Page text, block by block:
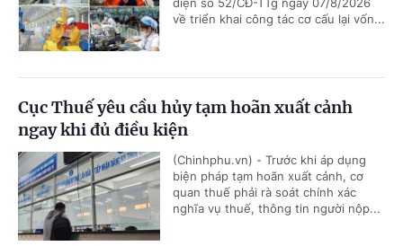
điện số 52/CĐ-TTg ngày 07/8/2026
về triển khai công tác cơ cấu lại vốn...
Cục Thuế yêu cầu hủy tạm hoãn xuất cảnh
ngay khi đủ điều kiện
(Chinhphu.vn) - Trước khi áp dụng
biện pháp tạm hoãn xuất cảnh, cơ
quan thuế phải rà soát chính xác
nghĩa vụ thuế, thông tin người nộp...